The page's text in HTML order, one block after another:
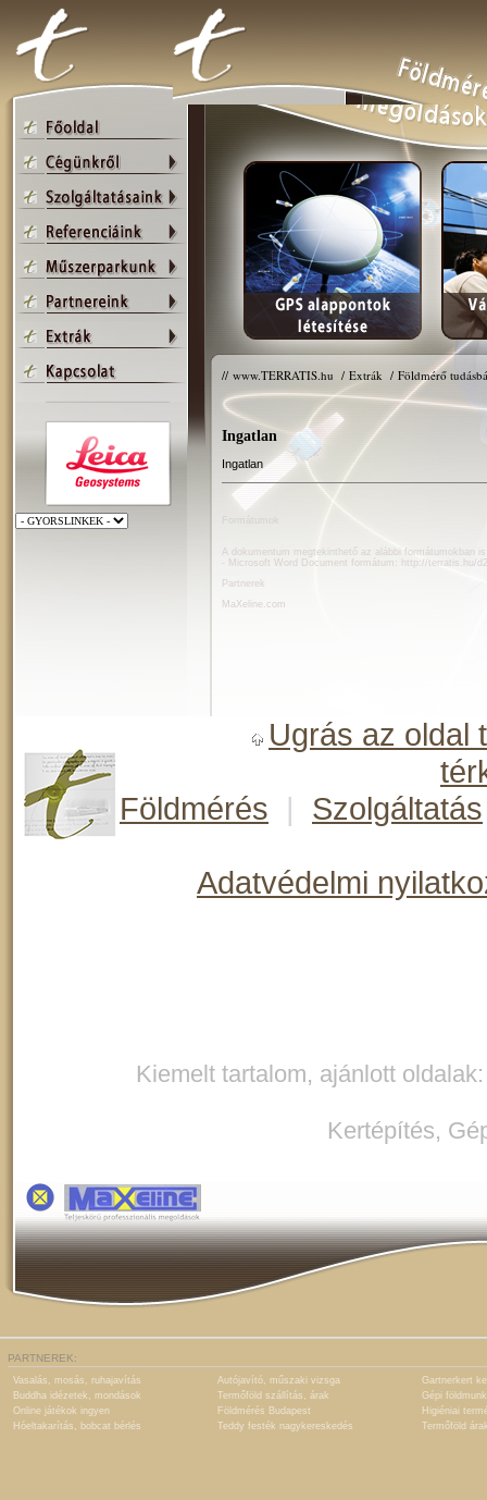
// www.TERRATIS.hu / Extrák / Földmérő
Ingatlan
Ingatlan
A dokumentum megtekinthető az alábbi formátumokban
- Microsoft Word Document formátum:
http://terratis.hu/
Partnerek
MaXeline.com
Ugrás az oldal
Földmérés
| Szolgáltatás
Adatvédelmi
Kiemelt tartalom, ajánlott
Kertépítés,
PARTNEREK:
Vasalás, mosás, ruhajavítás Autójavító, műszaki vizsga
Gartnerkert
Buddha idézetek, mondások
Termőföld szállítás, árak
Gépi
Online játékok ingyen
Földmérés Budapest
Higiéniai
Hóeltakarítás, bobcat bérlés
Teddy festék nagykereskedés Termőföld